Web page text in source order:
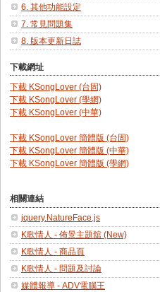
6. 其他功能設定
7. 常見問題集
8. 版本更新日誌
下載網址
下載 KSongLover (台固)
下載 KSongLover (學網)
下載 KSongLover (中華)
下載 KSongLover 簡體版 (台固)
下載 KSongLover 簡體版 (中華)
下載 KSongLover 簡體版 (學網)
相關連結
jquery.NatureFace.js
K歌情人 - 佈景主題舘 (New)
K歌情人 - 商品頁
K歌情人 - 問題及討論
媒體報導 - ADV電腦王